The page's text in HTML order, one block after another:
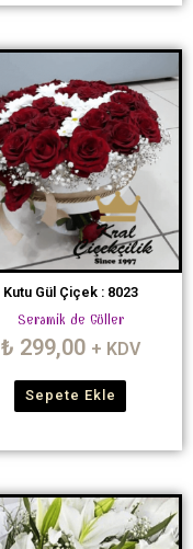
Kutu Gül Çiçek : 8023
Seramik de Güller
₺ 299,00 + KDV
Sepete Ekle